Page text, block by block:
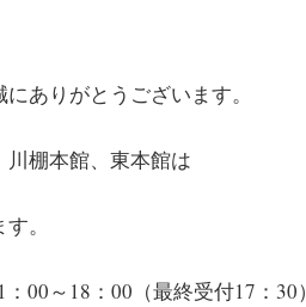
ありがとうございます。
棚本館、東本館は
。
00～18：00（最終受付17：30）